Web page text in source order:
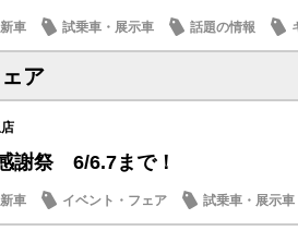
新車 試乗車・展示車 話題の情報
ア
謝祭 6/6.7まで！
新車 イベント・フェア 試乗車・展示車